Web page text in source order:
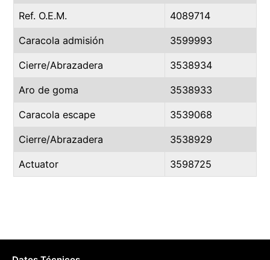
Ref. O.E.M. 4089714
Caracola admisión 3599993
Cierre/Abrazadera 3538934
Aro de goma 3538933
Caracola escape 3539068
Cierre/Abrazadera 3538929
Actuator 3598725